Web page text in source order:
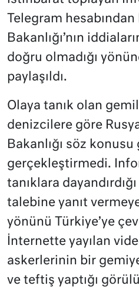
Telegram
Bakanlığı’nın
doğru olmadığı
paylaşıldı.
Olaya tanık olan
denizcilere göre
Bakanlığı söz
gerçekleştirmedi.
tanıklara
talebine yanıt
yönünü Türkiye’ye
İnternette yayılan
askerlerinin bir
ve teftiş yaptığı